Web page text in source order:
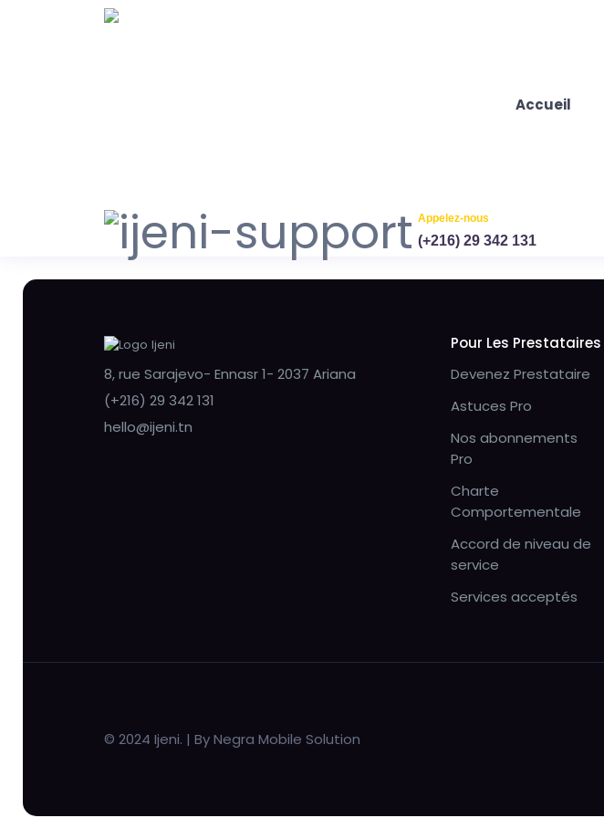
Accueil
Appelez-nous
(+216) 29 342 131
8, rue Sarajevo- Ennasr 1- 2037 Ariana
(+216) 29 342 131
hello@ijeni.tn
Pour Les Prestataires
Devenez Prestataire
Astuces Pro
Nos abonnements
Pro
Charte
Comportementale
Accord de niveau de
service
Services acceptés
© 2024 Ijeni. | By Negra Mobile Solution